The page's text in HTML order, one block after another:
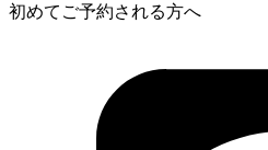
初めてご予約される方へ